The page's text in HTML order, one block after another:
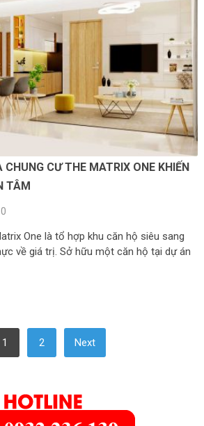
CƯ THE MATRIX ONE KHIẾN
TÂM
0
One là tổ hợp khu căn hộ siêu sang
về giá trị. Sở hữu một căn hộ tại dự án
1 2 Next